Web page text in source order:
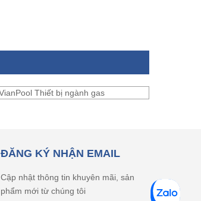
ĐĂNG KÝ NHẬN EMAIL
Cập nhật thông tin khuyên mãi, sản
phẩm mới từ chúng tôi